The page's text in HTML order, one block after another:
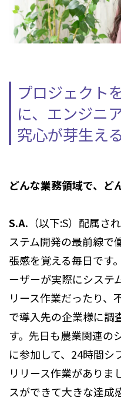
プロジェクト
に、エンジニ
究心が芽生える
どんな業務領域で、ど
S.A. （以下:S）配属さ
ステム開発の最前線で
張感を覚える毎日です
ーザーが実際にシステ
リース作業だったり、
で導入先の企業様に調
す。先日も農業関連の
に参加して、24時間シ
リリース作業がありま
スができて大きな達成